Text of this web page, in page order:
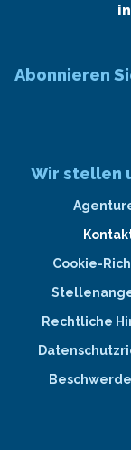
Abonnieren
Wir stellen
Cookie-
Rechtliche